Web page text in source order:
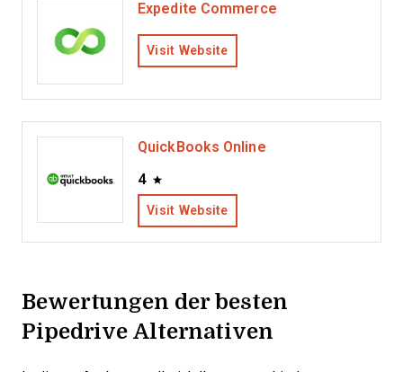
Expedite Commerce
Visit Website
QuickBooks Online
4
Visit Website
Bewertungen der besten
Pipedrive Alternativen